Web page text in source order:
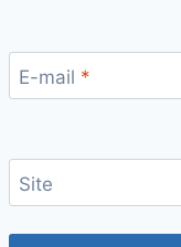
E-mail *
Site